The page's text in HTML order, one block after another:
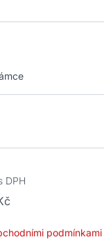
DPH
podmínkami